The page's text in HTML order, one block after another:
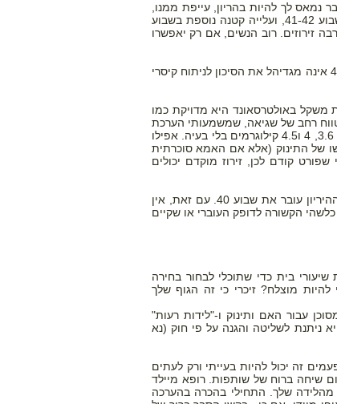
נמאס לך להיות בהריון, עייפת ממנו,
ולכן את עשויה בקלות להסכים לזירוז. יש עדויות לעלייה קלה בתמותת עובר תוך רחמית בשבוע 41-42, ועלייה קטנה נוספת בשבוע
נשים יעברו זירוז. מדובר בהרבה זירוזים. רוב הנשים, אם רק יאפשרו
החדשות הטובות הן שנתונים שנאספו ממחקרים רבים מראים כי השראת לידה לאחר שבוע 41 אינה מגדיהל את הסיכון לניתוח קיסרי
משקל באולטרסאונד היא מדויקת כמו
רחב של שגיאה, שמשמעותי הערכת
משקל גבוה יותר ממשקל העובר בפועל. יתרה מכך, נשים רבות יכולות ללדת תינוקות במשקל 3.6, 4 ו4.5 קילוגרמים בלי בעיה. אפילו
של התינוק (אלא אם האמא סוכרתית
קודם לכן, זירוז מוקדם יכולים
ניטור העובר באמצעות אולטרסאונד במטרה למדוד כמות מי שפיר מומלץ בדרך כלל כאשר ההיריון עובר את שבוע 40. עם זאת, אין
הקשורה לדופק העוברי או שקיים
בית כדי שתוכלי לבחור בחירה
מוצלח? זיכרי כי זה הגוף שלך
עבור האם ותינוק ו-"לידות רעות"
ניתנת לשליטה והגנה על פי חוק (נא
זה יכול להיות בעייתי ורק לעתים
שיחה ברוח של שותפות. רופא מיילד
מהלידה שלך. התחילי בהכרה בהערכה